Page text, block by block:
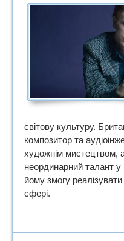
світову культуру.
композитор та
художнім мистецтвом,
неординарний талант
йому змогу
сфері.